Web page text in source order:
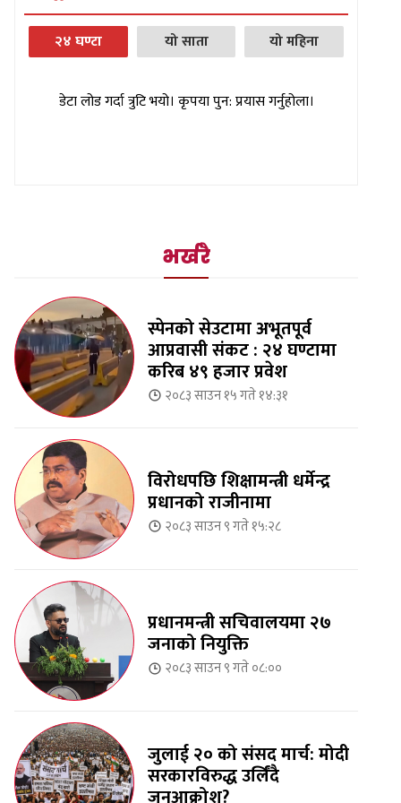
२४ घण्टा यो साता यो महिना
डेटा लोड गर्दा त्रुटि भयो। कृपया पुन: प्रयास गर्नुहोला।
भर्खरै
स्पेनको सेउटामा अभूतपूर्व
आप्रवासी संकट : २४ घण्टामा
करिब ४९ हजार प्रवेश
२०८३ साउन १५ गते १४:३१
विरोधपछि शिक्षामन्त्री धर्मेन्द्र
प्रधानको राजीनामा
२०८३ साउन ९ गते १५:२८
प्रधानमन्त्री सचिवालयमा २७
जनाको नियुक्ति
२०८३ साउन ९ गते ०८:००
जुलाई २० को संसद मार्च: मोदी
सरकारविरुद्ध उर्लिंदै